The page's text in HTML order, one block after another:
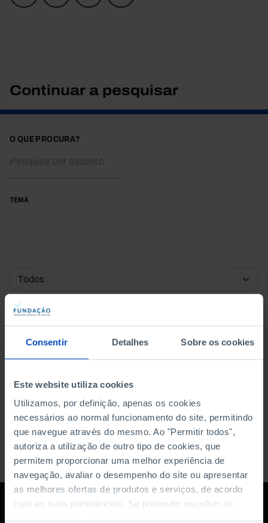
Consentir Detalhes Sobre os cookies
Este website utiliza cookies
Utilizamos, por definição, apenas os cookies
necessários ao normal funcionamento do site, permitindo
que navegue através do mesmo. Ao "Permitir todos",
autoriza a utilização de outro tipo de cookies, que
permitem proporcionar uma melhor experiência de
navegação, avaliar o desempenho do site ou apresentar
as melhores ofertas de produtos e serviços, de acordo
com as suas preferências. Se pretender escolher os
Continuar a pesquisar
O QUE PROCURA?
TEMA
DATA DE INÍCIO
DATA DE FIM